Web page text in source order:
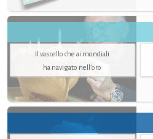
Il vascello che ai mondiali
ha navigato nell’oro